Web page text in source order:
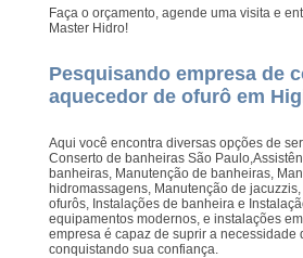
Faça o orçamento, agende uma visita e
Master Hidro!
Pesquisando empresa de
aquecedor de ofurô em
Aqui você encontra diversas opções de
Conserto de banheiras São
banheiras, Manutenção de banheiras,
hidromassagens, Manutenção de
ofurôs, Instalações de banheira e
equipamentos modernos, e instalações
empresa é capaz de suprir a necessidade
conquistando sua confiança.